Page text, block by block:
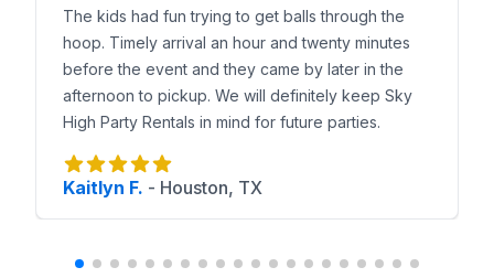
The kids had fun trying to get balls through the
hoop. Timely arrival an hour and twenty minutes
before the event and they came by later in the
afternoon to pickup. We will definitely keep Sky
High Party Rentals in mind for future parties.
Kaitlyn F. - Houston, TX